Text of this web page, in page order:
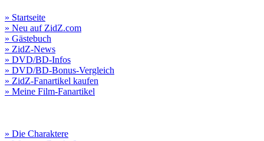
» Startseite
» Neu auf ZidZ.com
» Gästebuch
» ZidZ-News
» DVD/BD-Infos
» DVD/BD-Bonus-Vergleich
» ZidZ-Fanartikel kaufen
» Meine Film-Fanartikel
» Die Charaktere